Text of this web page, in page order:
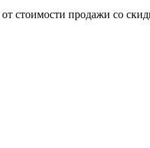
стоимости продажи со